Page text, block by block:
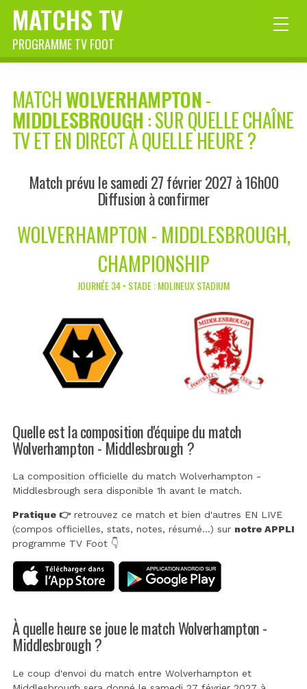
MATCHS TV
PROGRAMME TV FOOT
MATCHWOLVERHAMPTON-
MIDDLESBROUGH : SUR QUELLE CHAÎNE
TV ET EN DIRECT À QUELLE HEURE ?
Match prévu le samedi 27 février 2027 à 16h00
Diffusion à confirmer
WOLVERHAMPTON - MIDDLESBROUGH,
CHAMPIONSHIP
JOURNÉE 34 • STADE : MOLINEUX STADIUM
Quelle est la composition d'équipe du match
Wolverhampton - Middlesbrough ?
La composition officielle du match Wolverhampton -
Middlesbrough sera disponible 1h avant le match.
Pratique 👉retrouvez ce match et bien d'autres EN LIVE
(compos officielles, stats, notes, résumé...) sur notre APPLI
programme TV Foot 👇
À quelle heure se joue le match Wolverhampton -
Middlesbrough ?
Le coup d'envoi du match entre Wolverhampton et